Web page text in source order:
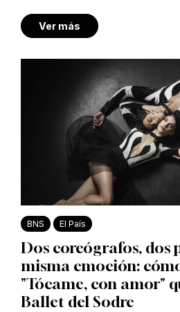
Ver más
BNS El País
Dos coreógrafos, dos
misma emoción:
"Tócame, con amor"
Ballet del Sodre